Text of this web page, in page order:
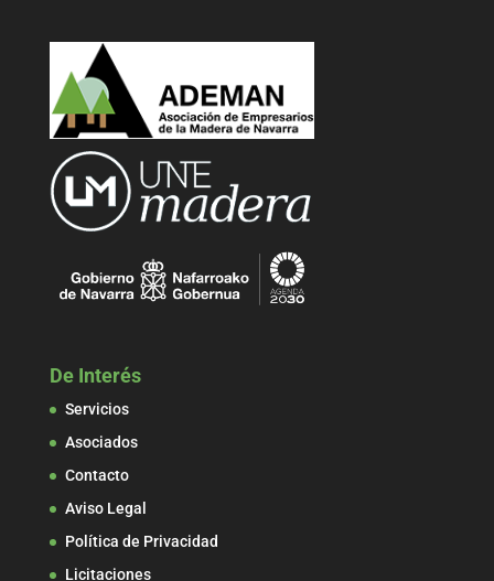
De Interés
Servicios
Asociados
Contacto
Aviso Legal
Política de Privacidad
Licitaciones